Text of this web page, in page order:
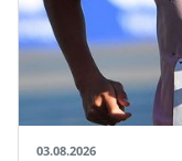
03.08.2026